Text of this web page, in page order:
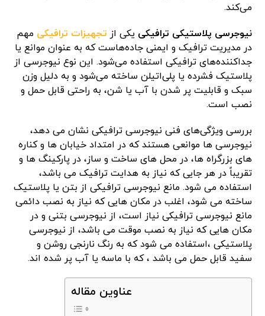
می‌کند.
نیوجرسی پلاستیکی ترافیکی یکی از تجهیزات ترافیکی مهم
در مدیریت ترافیک و ایمنی جاده‌هاست که به عنوان موانع یا
جداکننده‌های ترافیکی استفاده می‌شود. این نوع نیوجرسی از
پلاستیک فشرده یا پلی‌اتیلن ساخته می‌شود و به دلیل وزن
سبک و قابلیت پر شدن با آب یا شن، به راحتی قابل حمل و
نصب است.
​بررسی ویژگی‌های فنی نیوجرسی ترافیکی نشان می دهد،
نیوجرسی ها موانعی هستند که در امتداد خیابان ها و کناره
های بزرگراه ها، در محل های ساخت و ساز، در پارکینگ ها و
تقریباً در هر جایی که نیاز به هدایت ترافیک می باشد،
استفاده می شود. مانع نیوجرسی ترافیکی از بتن یا پلاستیک
ساخته می شود، اغلب در مکان هایی که نیاز به نصب دائمی
مانع نیوجرسی ترافیکی نیاز است، از نیوجرسی بتنی و در
مکان هایی که نیاز به نصب موقت می باشد، از نیوجرسی
پلاستیکی ،استفاده می شود که به رنگ نارنجی روشن و
سفید قابل حمل می باشد ، که با ماسه یا آب پر شده اند.
عناوین مقاله